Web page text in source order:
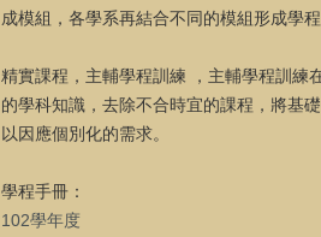
成模組，各學系再結合不同的模組形成學程
精實課程，主輔學程訓練 ，主輔學程訓練
的學科知識，去除不合時宜的課程，將基
以因應個別化的需求。
學程手冊：
102學年度